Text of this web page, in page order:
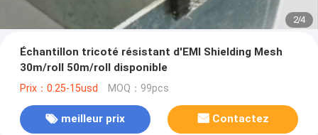
2/4
Échantillon tricoté résistant d'EMI Shielding Mesh
30m/roll 50m/roll disponible
Prix：0.25-15usd MOQ：99pcs
meilleur prix Contactez